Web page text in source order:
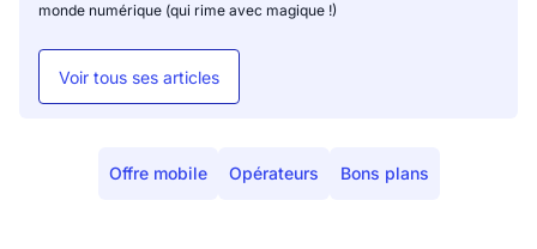
monde numérique (qui rime avec magique !)
Voir tous ses articles
Offre mobile Opérateurs Bons plans